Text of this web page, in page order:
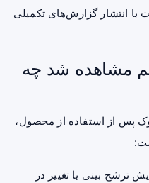
انتشار گزارش‌های تکمیلی
مشاهده شد چه
پس از استفاده از محصول،
ترشح بینی یا تغییر در